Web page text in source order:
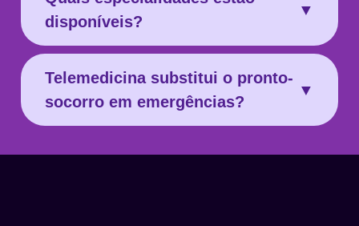
recebe receitas e solicitações de exame
após a consulta online.
disponíveis?
▼
ginecologia/obstetrícia, dermatologia,
psiquiatria, cardiologia, endocrinologia e
outras, conforme disponibilidade.
Telemedicina substitui o pronto-
socorro em emergências?
▼